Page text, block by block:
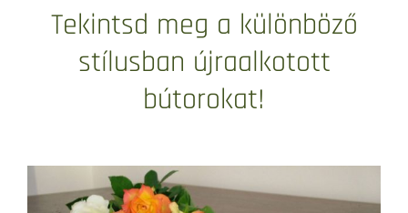
Tekintsd meg a különböző
stílusban újraalkotott
bútorokat!